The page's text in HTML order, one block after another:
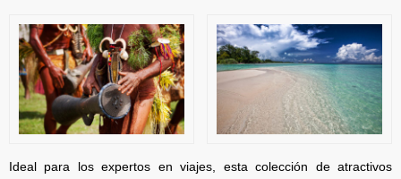
Ideal para los expertos en viajes, esta colección de atractivos